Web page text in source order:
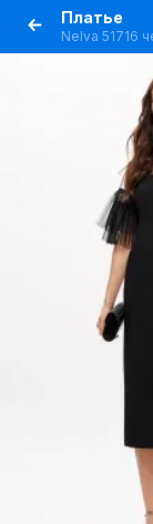
Платье
Nelva 51716